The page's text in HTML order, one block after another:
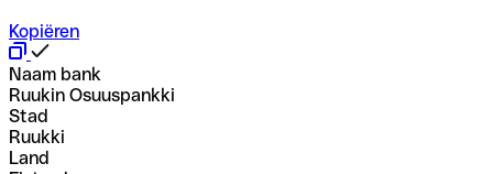
Kopiëren
Naam bank
Ruukin Osuuspankki
Stad
Ruukki
Land